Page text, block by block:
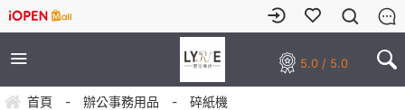
5.0 / 5.0
首頁 - 辦公事務用品 - 碎紙機